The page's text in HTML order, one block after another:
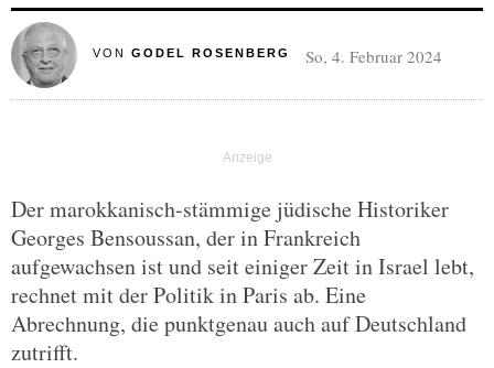
VON GODEL ROSENBERG So, 4. Februar 2024
Der marokkanisch-stämmige jüdische Historiker
Georges Bensoussan, der in Frankreich
aufgewachsen ist und seit einiger Zeit in Israel lebt,
rechnet mit der Politik in Paris ab. Eine
Abrechnung, die punktgenau auch auf Deutschland
zutrifft.